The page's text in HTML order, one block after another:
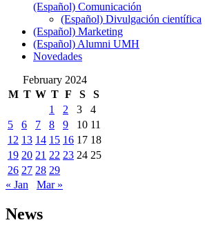
(Español) Comunicación
(Español) Divulgación científica
(Español) Marketing
(Español) Alumni UMH
Novedades
February 2024
M T W T F S
S
1
2 3
4
5
6 7 8 9 10 11
12 13 14 15 16 17 18
19 20 21 22 23 24 25
26 27 28 29
« Jan
Mar »
News